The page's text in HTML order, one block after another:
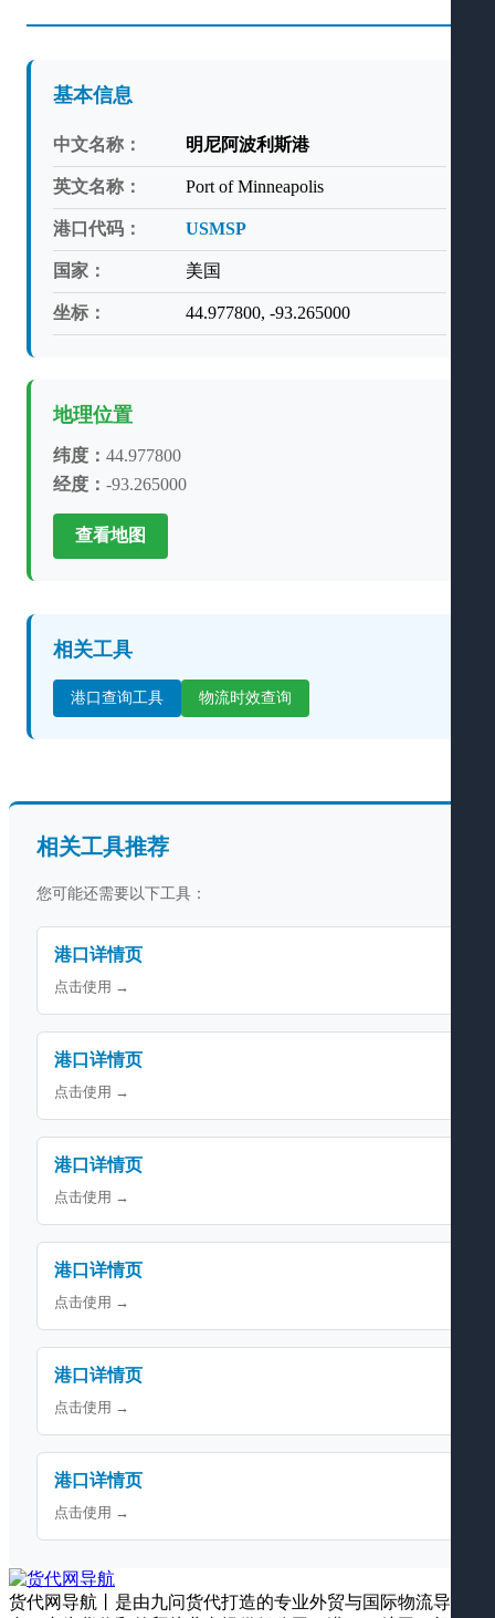
基本信息
中文名称： 明尼阿波利斯港
英文名称： Port of Minneapolis
港口代码： USMSP
国家： 美国
坐标： 44.977800, -93.265000
地理位置
纬度： 44.977800
经度： -93.265000
查看地图
相关工具
港口查询工具 物流时效查询
相关工具推荐
您可能还需要以下工具：
港口详情页
点击使用 →
港口详情页
点击使用 →
港口详情页
点击使用 →
港口详情页
点击使用 →
港口详情页
点击使用 →
港口详情页
点击使用 →
货代网导航丨是由九问货代打造的专业外贸与国际物流导航平